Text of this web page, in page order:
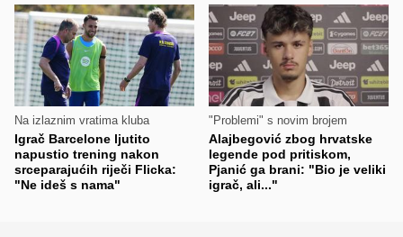
Na izlaznim vratima kluba
Igrač Barcelone ljutito
napustio trening nakon
srceparajućih riječi Flicka:
"Ne ideš s nama"
"Problemi" s novim brojem
Alajbegović zbog hrvatske
legende pod pritiskom,
Pjanić ga brani: "Bio je veliki
igrač, ali..."